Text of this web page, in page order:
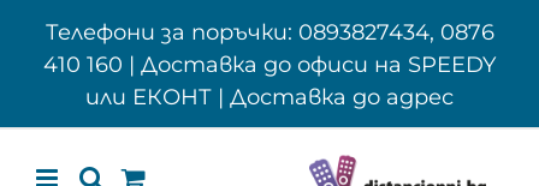
Телефони за поръчки: 0893827434, 0876
410 160 | Доставка до офиси на SPEEDY
или ЕКОНТ | Доставка до адрес